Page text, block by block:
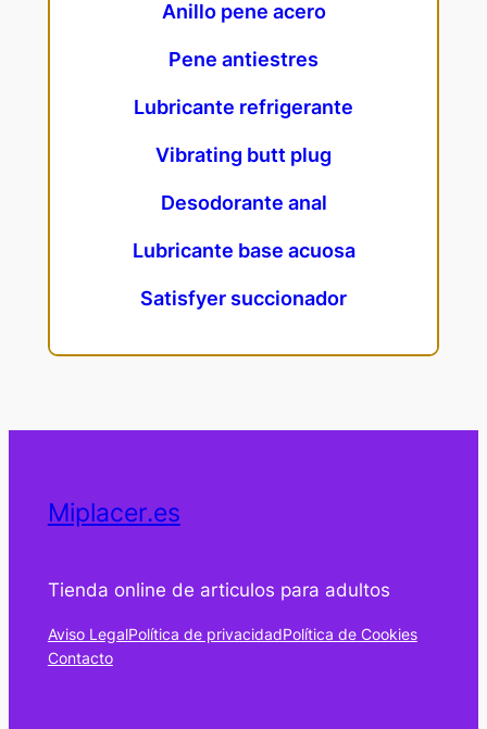
Anillo pene acero
Pene antiestres
Lubricante refrigerante
Vibrating butt plug
Desodorante anal
Lubricante base acuosa
Satisfyer succionador
Miplacer.es
Tienda online de articulos para adultos
Aviso LegalPolítica de privacidadPolítica de Cookies
Contacto